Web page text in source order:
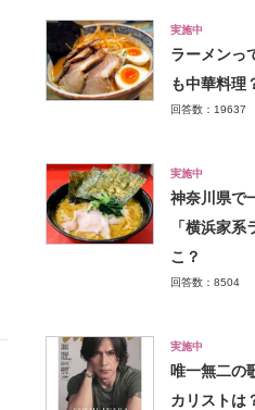
実施中
ラーメンっ
も中華料理
回答数：19637
実施中
神奈川県で
「横浜家
こ？
回答数：8504
実施中
唯一無二の
カリストは